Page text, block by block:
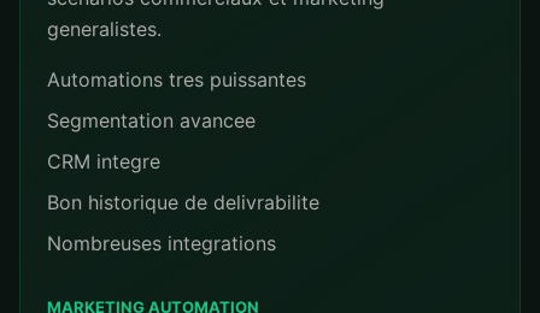
generalistes.
Automations tres puissantes
Segmentation avancee
CRM integre
Bon historique de delivrabilite
Nombreuses integrations
MARKETING AUTOMATION